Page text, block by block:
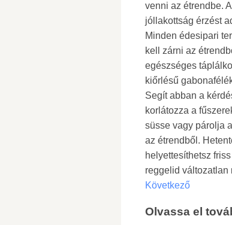
venni az étrendbe.
jóllakottság érzést
Minden édesipari
kell zárni az
egészséges
kiőrlésű
Segít abban a
korlátozza a
süsse vagy párolja
az étrendből.
helyettesíthetsz
reggelid változatlan
Következő
Olvassa el